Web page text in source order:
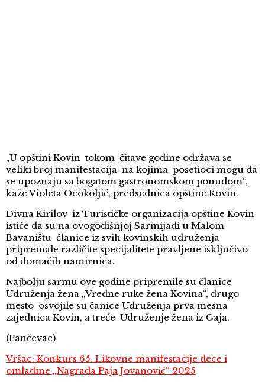
„U opštini Kovin tokom čitave godine održava se
veliki broj manifestacija na kojima posetioci mogu da
se upoznaju sa bogatom gastronomskom ponudom“,
kaže Violeta Ocokoljić, predsednica opštine Kovin.
Divna Kirilov iz Turističke organizacija opštine Kovin
ističe da su na ovogodišnjoj Sarmijadi u Malom
Bavaništu članice iz svih kovinskih udruženja
pripremale različite specijalitete pravljene isključivo
od domaćih namirnica.
Najbolju sarmu ove godine pripremile su članice
Udruženja žena „Vredne ruke žena Kovina“, drugo
mesto osvojile su čanice Udruženja prva mesna
zajednica Kovin, a treće Udruženje žena iz Gaja.
(Pančevac)
Vršac: Konkurs 65. Likovne manifestacije dece i
omladine „Nagrada Paja Jovanović“ 2025